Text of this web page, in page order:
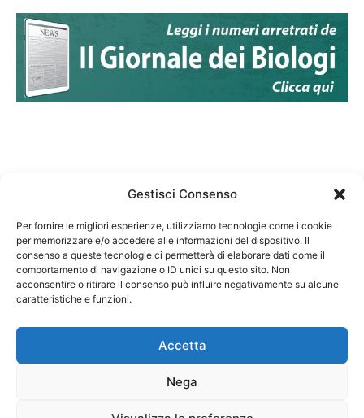
Gestisci Consenso
Per fornire le migliori esperienze, utilizziamo tecnologie come i cookie
per memorizzare e/o accedere alle informazioni del dispositivo. Il
consenso a queste tecnologie ci permetterà di elaborare dati come il
comportamento di navigazione o ID unici su questo sito. Non
acconsentire o ritirare il consenso può influire negativamente su alcune
caratteristiche e funzioni.
Accetta
Nega
Federazione Nazionale Degli Ordini dei Biologi:
codice fiscale 80069130583
Responsabile sito internet www.fnob.it: Vincenzo
Privacy Policy Cookie Policy